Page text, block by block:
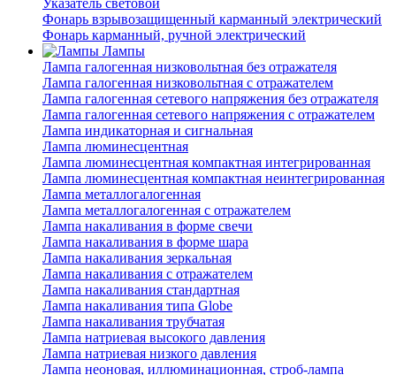
Указатель световой
Фонарь взрывозащищенный карманный электрический
Фонарь карманный, ручной электрический
Лампы
Лампа галогенная низковольтная без отражателя
Лампа галогенная низковольтная с отражателем
Лампа галогенная сетевого напряжения без отражателя
Лампа галогенная сетевого напряжения с отражателем
Лампа индикаторная и сигнальная
Лампа люминесцентная
Лампа люминесцентная компактная интегрированная
Лампа люминесцентная компактная неинтегрированная
Лампа металлогалогенная
Лампа металлогалогенная с отражателем
Лампа накаливания в форме свечи
Лампа накаливания в форме шара
Лампа накаливания зеркальная
Лампа накаливания с отражателем
Лампа накаливания стандартная
Лампа накаливания типа Globe
Лампа накаливания трубчатая
Лампа натриевая высокого давления
Лампа натриевая низкого давления
Лампа неоновая, иллюминационная, строб-лампа